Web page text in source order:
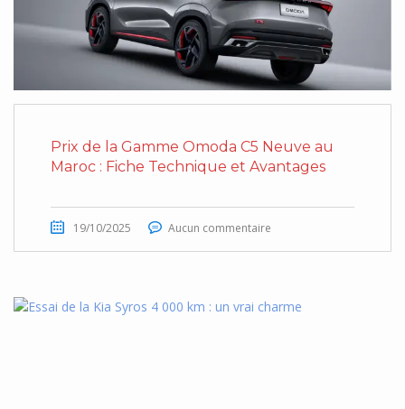
Prix de la Gamme Omoda C5 Neuve au
Maroc : Fiche Technique et Avantages
19/10/2025 Aucun commentaire